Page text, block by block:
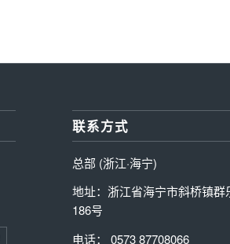
联系方式
总部 (浙江·海宁)
地址：浙江省海宁市斜桥镇群
186号
电话： 0573 87708066